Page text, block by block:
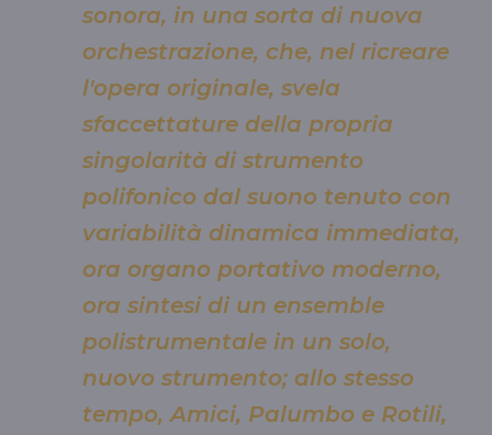
sonora, in una sorta di nuova
orchestrazione, che, nel ricreare
l'opera originale, svela
sfaccettature della propria
singolarità di strumento
polifonico dal suono tenuto con
variabilità dinamica immediata,
ora organo portativo moderno,
ora sintesi di un ensemble
polistrumentale in un solo,
nuovo strumento; allo stesso
tempo, Amici, Palumbo e Rotili,